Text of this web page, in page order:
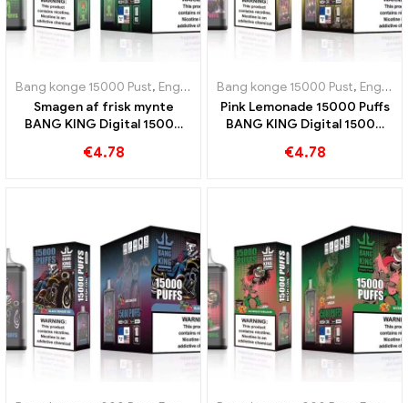
Bang konge 15000 Pust, Engangs e-cigaretter Sverige ,Engangs e-
Smagen af ​​frisk mynte
BANG KING Digital 15000
€4.78
Bang konge 15000 Pust, Engangs e-cigaretter Sverige
Pink Lemonade 15000 Puffs
BANG KING Digital 15000
oplevelse
€4.78